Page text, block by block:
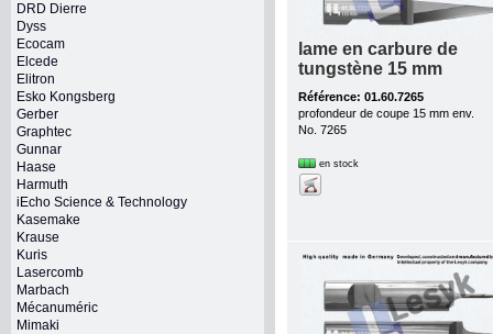
DRD Dierre
Dyss
Ecocam
Elcede
Elitron
Esko Kongsberg
Gerber
Graphtec
Gunnar
Haase
Harmuth
iEcho Science & Technology
Kasemake
Krause
Kuris
Lasercomb
Marbach
Mécanuméric
Mimaki
lame en carbure de
tungstène 15 mm
Référence: 01.60.7265
profondeur de coupe 15 mm env.
No. 7265
en stock